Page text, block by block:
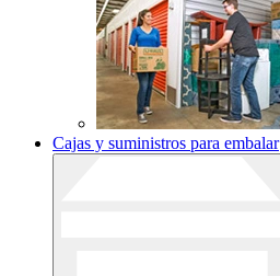
Cajas y suministros para embalar